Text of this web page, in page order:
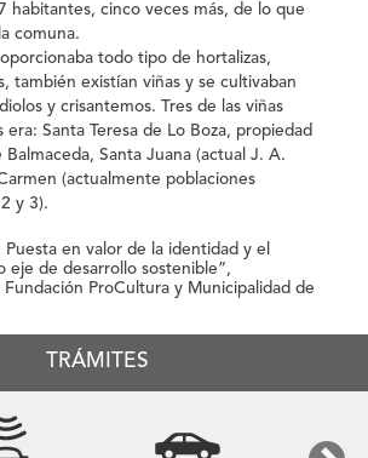
habitantes, cinco veces más, de lo que
comuna.
todo tipo de hortalizas,
también existían viñas y se cultivaban
y crisantemos. Tres de las viñas
era: Santa Teresa de Lo Boza, propiedad
Balmaceda, Santa Juana (actual J. A.
(actualmente poblaciones
y 3).
Puesta en valor de la identidad y el
eje de desarrollo sostenible”,
ProCultura y Municipalidad de
TRÁMITES